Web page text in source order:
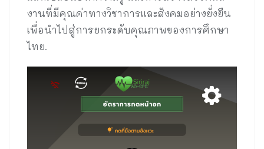
งานที่มีคุณค่าทางวิชาการและสังคมอย่างยั่งยืน
เพื่อนำไปสู่การยกระดับคุณภาพของการศึกษา
ไทย.